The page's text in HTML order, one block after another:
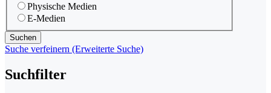
Physische Medien
E-Medien
Suche verfeinern (Erweiterte Suche)
Suchfilter